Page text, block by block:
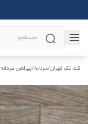
کت تک تهران/مردانه/پیراهن مردانه